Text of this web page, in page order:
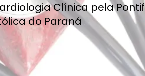
Clínica pela
do Paraná